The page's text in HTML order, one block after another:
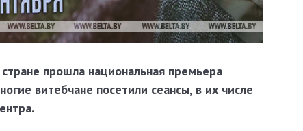
прошла национальная премьера
витебчане посетили сеансы, в их числе